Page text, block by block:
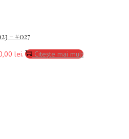
– #027
lei.
Citește mai mult